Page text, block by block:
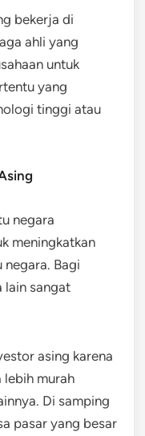
bekerja di
ahli yang
untuk
yang
tinggi atau
negara
meningkatkan
negara. Bagi
lain sangat
asing karena
lebih murah
Di samping
pasar yang besar